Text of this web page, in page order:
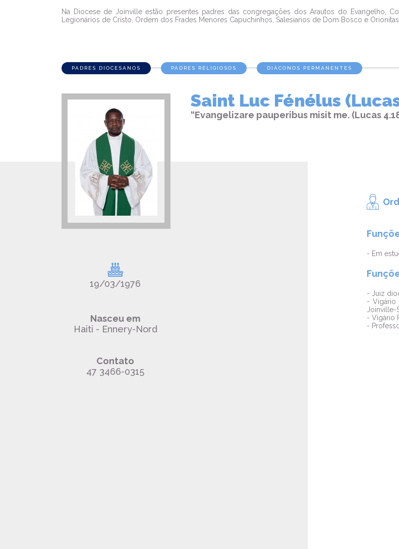
Na Diocese de Joinville estão presentes padres das congregações dos Arautos do Evangelho,
Legionários de Cristo, Ordem dos Frades Menores Capuchinhos, Salesianos de Dom Bosco e Orionitas.
PADRES DIOCESANOS PADRES RELIGIOSOS DIÁCONOS PERMANENTES
Saint Luc Fénélus
“Evangelizare pauperibus misit me. (Lucas
19/03/1976
Nasceu em
Haiti - Ennery-Nord
Contato
47 3466-0315
- Em
- Juiz
- Vigário
Joinville-
- Vigário
-